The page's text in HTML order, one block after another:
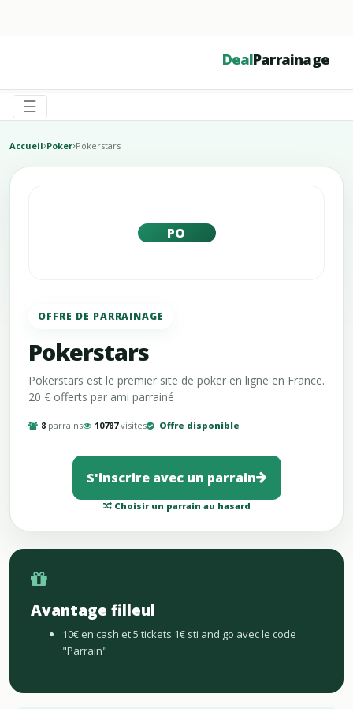
DealParrainage
☰
Accueil Poker Pokerstars
PO
OFFRE DE PARRAINAGE
Pokerstars
Pokerstars est le premier site de poker en ligne en France.
20 € offerts par ami parrainé
8 parrains 10787visites Offre disponible
S'inscrire avec un parrain
Choisir un parrain au hasard
Avantage filleul
10€ en cash et 5 tickets 1€ sti and go avec le code
"Parrain"